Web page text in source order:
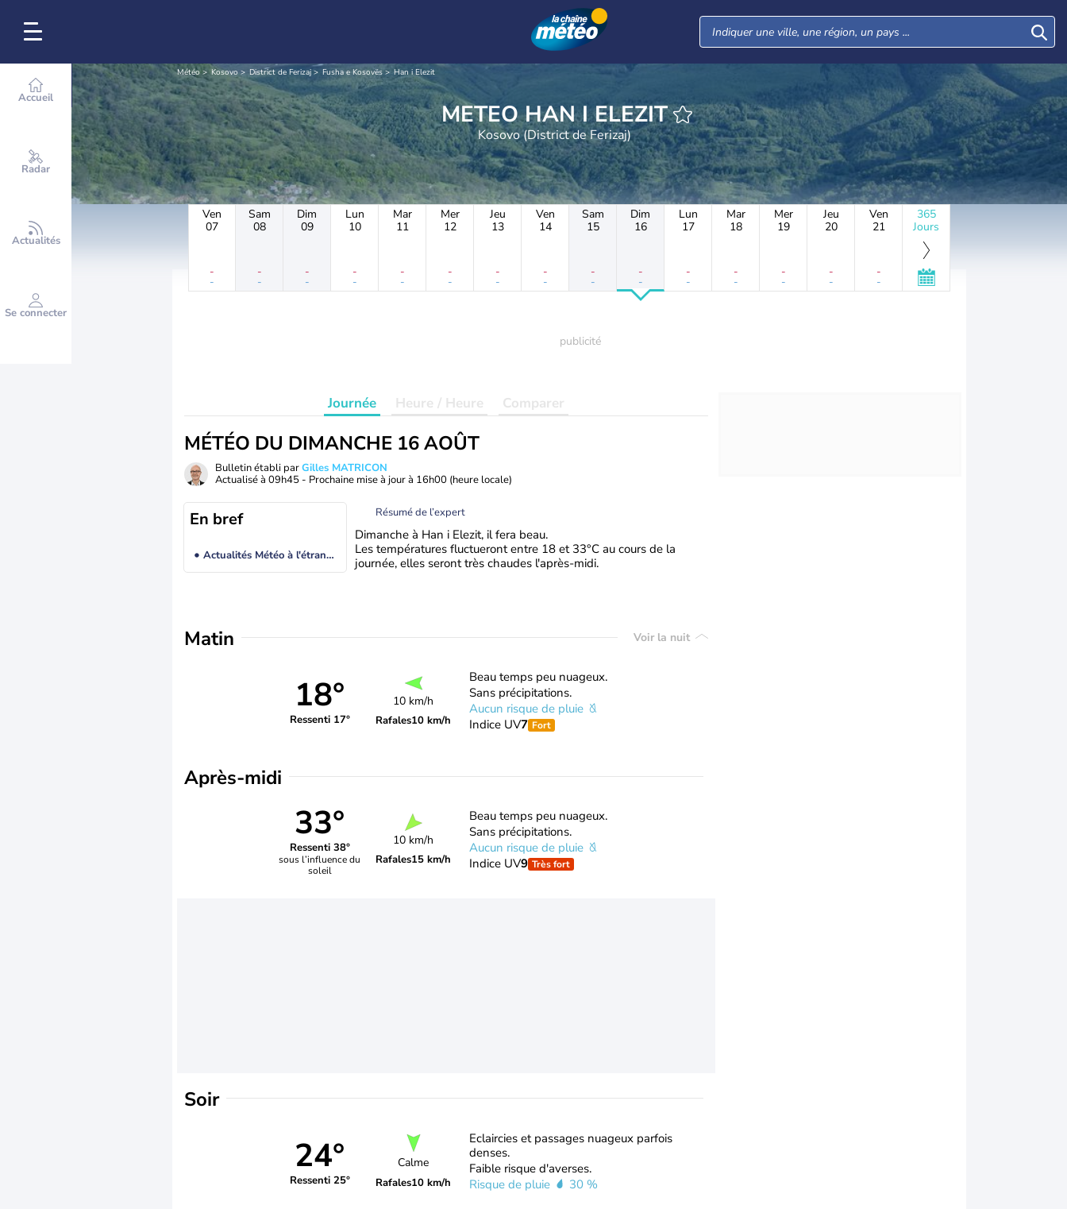
Accueil
Radar
Actualités
Se connecter
Météo Kosovo District de Ferizaj Fusha e Kosovës Han i Elezit
METEO HAN I ELEZIT
Kosovo (District de Ferizaj)
Ven
07
-
-
Sam
08
-
-
Dim
09
-
-
Lun
10
-
-
Mar
11
-
-
Mer
12
-
-
Jeu
13
-
-
Ven
14
-
-
Sam
15
-
-
Dim
16
-
-
Lun
17
-
-
Mar
18
-
-
Mer
19
-
-
Jeu
20
-
-
Ven
21
-
-
365
Jours
Journée Heure / Heure Comparer
MÉTÉO DU DIMANCHE 16 AOÛT
Bulletin établi parGilles MATRICON
Actualisé à 09h45 - Prochaine mise à jour à 16h00 (heure locale)
En bref
Actualités Météo à l'étranger
Résumé de l’expert
Dimanche à Han i Elezit, il fera beau.
Les températures fluctueront entre 18 et 33°C au cours de la
journée, elles seront très chaudes l'après-midi.
Matin Voir la nuit
18°
Ressenti 17°
10 km/h
Rafales10 km/h
Beau temps peu nuageux.
Sans précipitations.
Aucun risque de pluie
Indice UV7 Fort
Après-midi
33°
Ressenti 38°
sous l’influence du
soleil
10 km/h
Rafales15 km/h
Beau temps peu nuageux.
Sans précipitations.
Aucun risque de pluie
Indice UV9 Très fort
Soir
24°
Ressenti 25°
Calme
Rafales10 km/h
Eclaircies et passages nuageux parfois
denses.
Faible risque d'averses.
Risque de pluie
30 %